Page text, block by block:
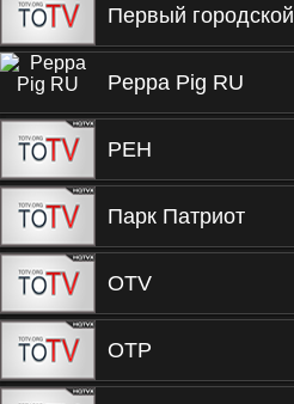
Первый городской
Peppa Pig RU
РЕН
Парк Патриот
OTV
ОТР